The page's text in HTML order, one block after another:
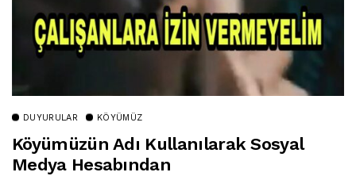
DUYURULAR KÖYÜMÜZ
Köyümüzün Adı Kullanılarak Sosyal
Medya Hesabından